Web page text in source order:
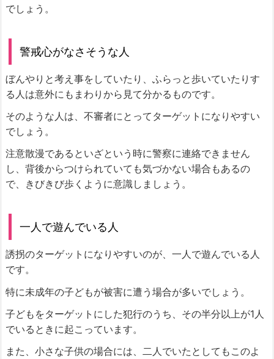
でしょう。
警戒心がなさそうな人
ぼんやりと考え事をしていたり、ふらっと歩いていたりす
る人は意外にもまわりから見て分かるものです。
そのような人は、不審者にとってターゲットになりやすい
でしょう。
注意散漫であるといざという時に警察に連絡できません
し、背後からつけられていても気づかない場合もあるの
で、きびきび歩くように意識しましょう。
一人で遊んでいる人
誘拐のターゲットになりやすいのが、一人で遊んでいる人
です。
特に未成年の子どもが被害に遭う場合が多いでしょう。
子どもをターゲットにした犯行のうち、その半分以上が1人
でいるときに起こっています。
また、小さな子供の場合には、二人でいたとしてもこのよ